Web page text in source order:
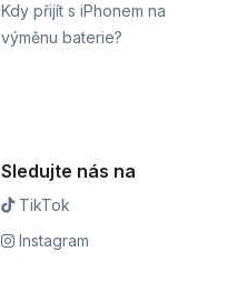
Kdy přijít s iPhonem na
výměnu baterie?
Sledujte nás na
TikTok
Instagram